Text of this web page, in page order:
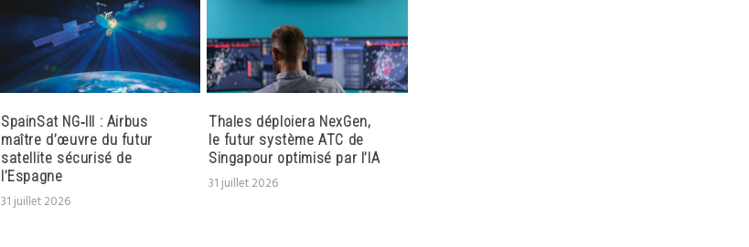
SpainSat NG‑III : Airbus
maître d’œuvre du futur
satellite sécurisé de
l’Espagne
31 juillet 2026
Thales déploiera NexGen,
le futur système ATC de
Singapour optimisé par l’IA
31 juillet 2026